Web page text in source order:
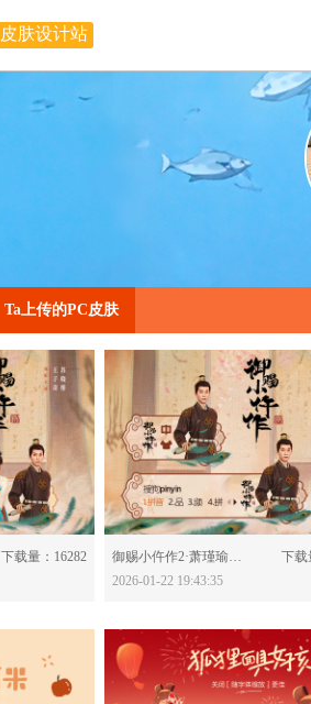
皮肤设计站
Ta上传的PC皮肤
下载量：16282
分享：
御赐小仵作2·萧瑾瑜-637986
下载
2026-01-22 19:43:35